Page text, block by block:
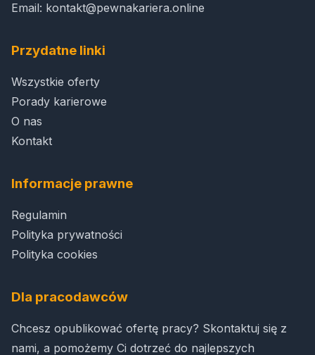
Email: kontakt@pewnakariera.online
Przydatne linki
Wszystkie oferty
Porady karierowe
O nas
Kontakt
Informacje prawne
Regulamin
Polityka prywatności
Polityka cookies
Dla pracodawców
Chcesz opublikować ofertę pracy? Skontaktuj się z
nami, a pomożemy Ci dotrzeć do najlepszych